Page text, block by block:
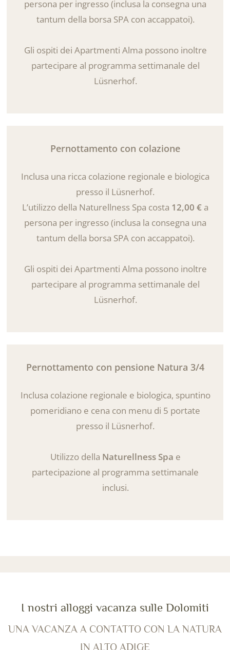
persona per ingresso (inclusa la consegna una
tantum della borsa SPA con accappatoi).
Gli ospiti dei Apartmenti Alma possono inoltre
partecipare al programma settimanale del
Lüsnerhof.
Pernottamento con colazione
Inclusa una ricca colazione regionale e biologica
presso il Lüsnerhof.
L’utilizzo della Naturellness Spa costa 12,00 € a
persona per ingresso (inclusa la consegna una
tantum della borsa SPA con accappatoi).
Gli ospiti dei Apartmenti Alma possono inoltre
partecipare al programma settimanale del
Lüsnerhof.
Pernottamento con pensione Natura 3/4
Inclusa colazione regionale e biologica, spuntino
pomeridiano e cena con menu di 5 portate
presso il Lüsnerhof.
Utilizzo della Naturellness Spa e
partecipazione al programma settimanale
inclusi.
I nostri alloggi vacanza sulle Dolomiti
UNA VACANZA A CONTATTO CON LA NATURA
IN ALTO ADIGE